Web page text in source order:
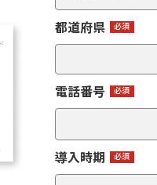
都道府県
電話番号
導入時期